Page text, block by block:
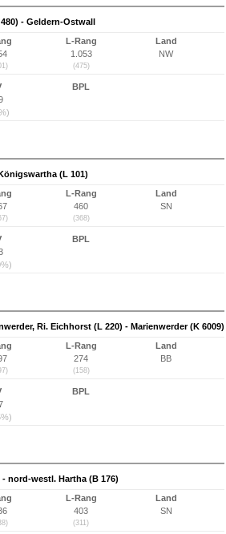
- Geldern-Ostwall
L-Rang
1.053
(475)
Land
NW
BPL
(L 101)
L-Rang
460
(368)
Land
SN
BPL
Ri. Eichhorst (L 220) - Marienwerder (K 6009)
L-Rang
274
(158)
Land
BB
BPL
nord-westl. Hartha (B 176)
L-Rang
403
(311)
Land
SN